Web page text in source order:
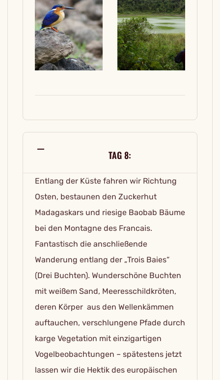
TAG 8:
Entlang der Küste fahren wir Richtung
Osten, bestaunen den Zuckerhut
Madagaskars und riesige Baobab Bäume
bei den Montagne des Francais.
Fantastisch die anschließende
Wanderung entlang der „Trois Baies“
(Drei Buchten). Wunderschöne Buchten
mit weißem Sand, Meeresschildkröten,
deren Körper aus den Wellenkämmen
auftauchen, verschlungene Pfade durch
karge Vegetation mit einzigartigen
Vogelbeobachtungen – spätestens jetzt
lassen wir die Hektik des europäischen